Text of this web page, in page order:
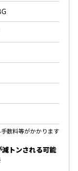
数料等がかかります
トンされる可能